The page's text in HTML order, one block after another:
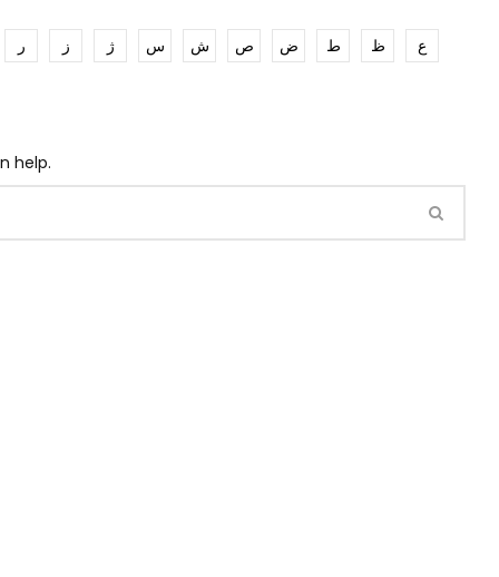
ر ز ژ س ش ص ض ط ظ
ع
help.